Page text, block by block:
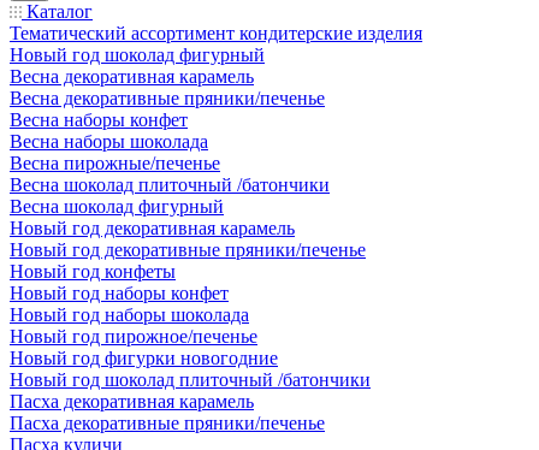
Каталог
Тематический ассортимент кондитерские изделия
Новый год шоколад фигурный
Весна декоративная карамель
Весна декоративные пряники/печенье
Весна наборы конфет
Весна наборы шоколада
Весна пирожные/печенье
Весна шоколад плиточный /батончики
Весна шоколад фигурный
Новый год декоративная карамель
Новый год декоративные пряники/печенье
Новый год конфеты
Новый год наборы конфет
Новый год наборы шоколада
Новый год пирожное/печенье
Новый год фигурки новогодние
Новый год шоколад плиточный /батончики
Пасха декоративная карамель
Пасха декоративные пряники/печенье
Пасха куличи